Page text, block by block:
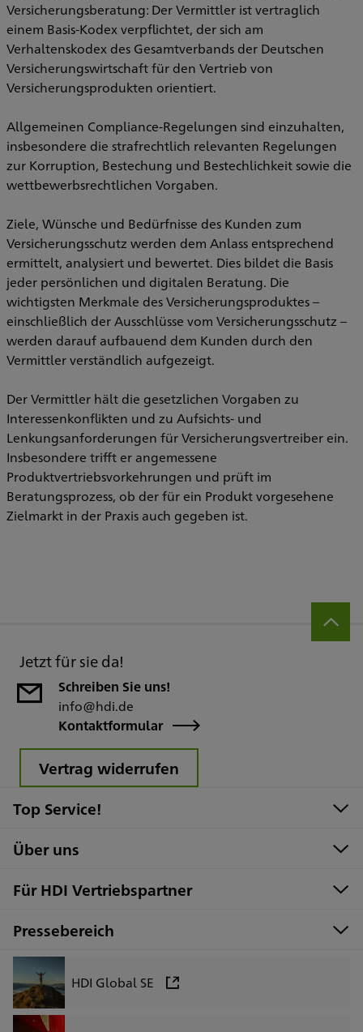
Versicherungsberatung: Der Vermittler ist vertraglich
einem Basis-Kodex verpflichtet, der sich am
Verhaltenskodex des Gesamtverbands der Deutschen
Versicherungswirtschaft für den Vertrieb von
Versicherungsprodukten orientiert.
Allgemeinen Compliance-Regelungen sind einzuhalten,
insbesondere die strafrechtlich relevanten Regelungen
zur Korruption, Bestechung und Bestechlichkeit sowie die
wettbewerbsrechtlichen Vorgaben.
Ziele, Wünsche und Bedürfnisse des Kunden zum
Versicherungsschutz werden dem Anlass entsprechend
ermittelt, analysiert und bewertet. Dies bildet die Basis
jeder persönlichen und digitalen Beratung. Die
wichtigsten Merkmale des Versicherungsproduktes –
einschließlich der Ausschlüsse vom Versicherungsschutz –
werden darauf aufbauend dem Kunden durch den
Vermittler verständlich aufgezeigt.
Der Vermittler hält die gesetzlichen Vorgaben zu
Interessenkonflikten und zu Aufsichts- und
Lenkungsanforderungen für Versicherungsvertreiber ein.
Insbesondere trifft er angemessene
Produktvertriebsvorkehrungen und prüft im
Beratungsprozess, ob der für ein Produkt vorgesehene
Zielmarkt in der Praxis auch gegeben ist.
Jetzt für sie da!
Schreiben Sie uns!
info@hdi.de
Kontaktformular
Vertrag widerrufen
Top Service!
Über uns
Für HDI Vertriebspartner
Pressebereich
HDI Global SE